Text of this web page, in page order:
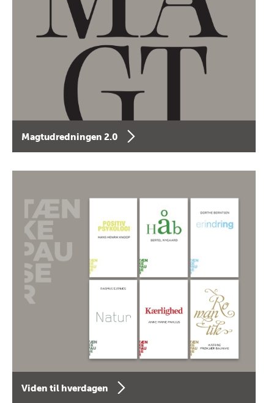
Magtudredningen 2.0
Viden til hverdagen